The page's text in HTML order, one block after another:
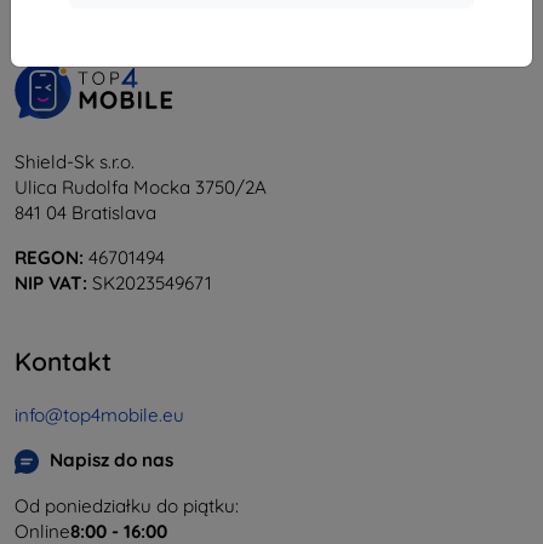
Shield-Sk s.r.o.
Ulica Rudolfa Mocka 3750/2A
841 04 Bratislava
REGON: 46701494
NIP VAT: SK2023549671
Kontakt
info@top4mobile.eu
Napisz do nas
Od poniedziałku do piątku:
Online8:00 - 16:00